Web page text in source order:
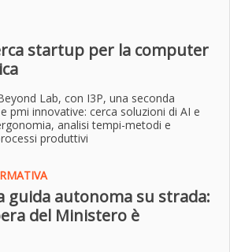
startup per la computer
Lab, con I3P, una seconda
pmi innovative: cerca soluzioni di AI e
analisi tempi-metodi e
produttivi
guida autonoma su strada:
del Ministero è